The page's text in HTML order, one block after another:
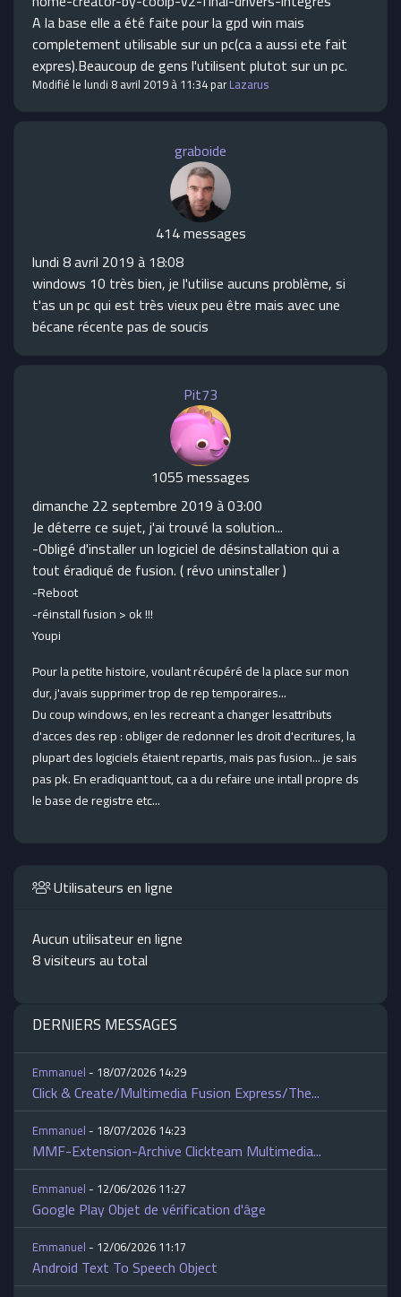
A la base elle a été faite pour la gpd win mais
completement utilisable sur un pc(ca a aussi ete fait
expres).Beaucoup de gens l'utilisent plutot sur un pc.
Modifié le lundi 8 avril 2019 à 11:34 parLazarus
graboide
414 messages
lundi 8 avril 2019 à 18:08
windows 10 très bien, je l'utilise aucuns problème, si
t'as un pc qui est très vieux peu être mais avec une
bécane récente pas de soucis
Pit73
1055 messages
dimanche 22 septembre 2019 à 03:00
Je déterre ce sujet, j'ai trouvé la solution...
-Obligé d'installer un logiciel de désinstallation qui a
tout éradiqué de fusion. ( révo uninstaller )
-Reboot
-réinstall fusion > ok !!!
Youpi
Pour la petite histoire, voulant récupéré de la place sur mon
dur, j'avais supprimer trop de rep temporaires...
Du coup windows, en les recreant a changer lesattributs
d'acces des rep : obliger de redonner les droit d'ecritures, la
plupart des logiciels étaient repartis, mais pas fusion... je sais
pas pk. En eradiquant tout, ca a du refaire une intall propre ds
le base de registre etc...
Utilisateurs en ligne
Aucun utilisateur en ligne
8 visiteurs au total
DERNIERS MESSAGES
Emmanuel- 18/07/2026 14:29
Click & Create/Multimedia Fusion Express/The...
Emmanuel- 18/07/2026 14:23
MMF-Extension-Archive Clickteam Multimedia...
Emmanuel- 12/06/2026 11:27
Google Play Objet de vérification d'âge
Emmanuel- 12/06/2026 11:17
Android Text To Speech Object